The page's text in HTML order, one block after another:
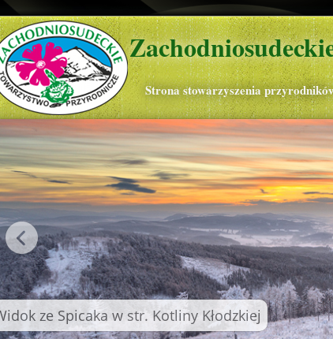
Strona stowarzyszenia